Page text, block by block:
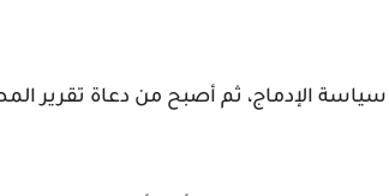
الإدماج، ثم أصبح من دعاة تقرير